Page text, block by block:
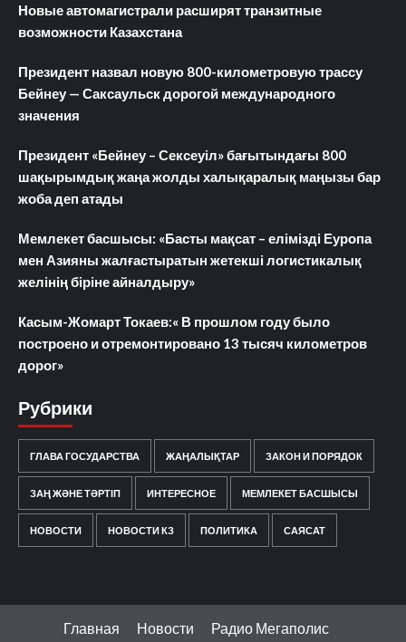
Новые автомагистрали расширят транзитные
возможности Казахстана
Президент назвал новую 800-километровую трассу
Бейнеу — Саксаульск дорогой международного
значения
Президент «Бейнеу – Сексеуіл» бағытындағы 800
шақырымдық жаңа жолды халықаралық маңызы бар
жоба деп атады
Мемлекет басшысы: «Басты мақсат – елімізді Еуропа
мен Азияны жалғастыратын жетекші логистикалық
желінің біріне айналдыру»
Касым-Жомарт Токаев:« В прошлом году было
построено и отремонтировано 13 тысяч километров
дорог»
Рубрики
ГЛАВА ГОСУДАРСТВА ЖАҢАЛЫҚТАР ЗАКОН И ПОРЯДОК
ЗАҢ ЖӘНЕ ТӘРТІП ИНТЕРЕСНОЕ МЕМЛЕКЕТ БАСШЫСЫ
НОВОСТИ НОВОСТИ КЗ ПОЛИТИКА САЯСАТ
Главная Новости
Радио Мегаполис